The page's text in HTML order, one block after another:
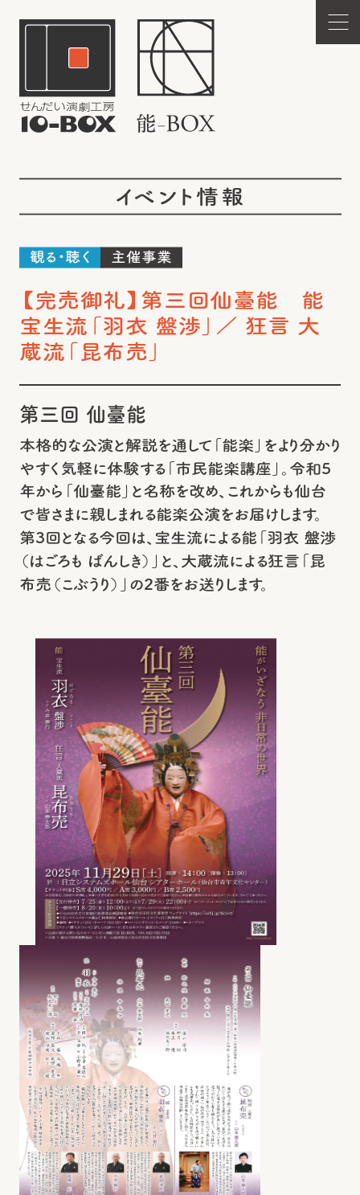
イベント情報
観る・聴く 主催事業
【完売御礼】第三回仙臺能 能
宝生流「羽衣 盤渉」／ 狂言 大
蔵流「昆布売」
第三回 仙臺能
本格的な公演と解説を通して「能楽」をより分かり
やすく気軽に体験する「市民能楽講座」。令和5
年から「仙臺能」と名称を改め、これからも仙台
で皆さまに親しまれる能楽公演をお届けします。
第3回となる今回は、宝生流による能「羽衣 盤渉
（はごろも ばんしき）」と、大蔵流による狂言「昆
布売（こぶうり）」の2番をお送りします。